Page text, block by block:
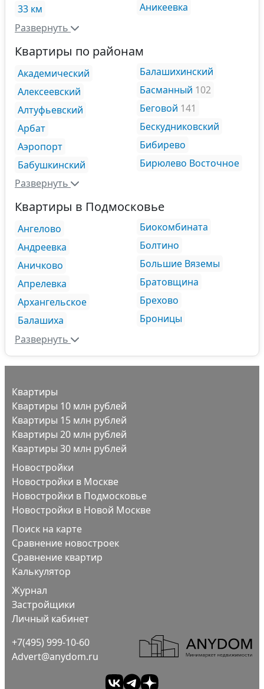
33 км
Аникеевка
Развернуть
Квартиры по районам
Академический
Алексеевский
Алтуфьевский
Арбат
Аэропорт
Бабушкинский
Балашихинский
Басманный 102
Беговой 141
Бескудниковский
Бибирево
Бирюлево Восточное
Развернуть
Квартиры в Подмосковье
Ангелово
Андреевка
Аничково
Апрелевка
Архангельское
Балашиха
Биокомбината
Болтино
Большие Вяземы
Братовщина
Брехово
Броницы
Развернуть
Квартиры
Квартиры 10 млн рублей
Квартиры 15 млн рублей
Квартиры 20 млн рублей
Квартиры 30 млн рублей
Новостройки
Новостройки в Москве
Новостройки в Подмосковье
Новостройки в Новой Москве
Поиск на карте
Сравнение новостроек
Сравнение квартир
Калькулятор
Журнал
Застройщики
Личный кабинет
+7(495) 999-10-60
Advert@anydom.ru